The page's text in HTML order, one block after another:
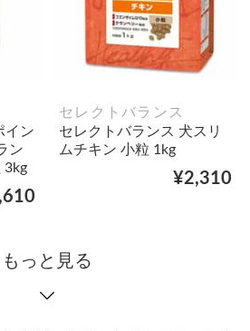
ン
ン
3kg
セレクトバランス
セレクトバランス 犬スリ
ムチキン 小粒 1kg
¥2,310
もっと見る